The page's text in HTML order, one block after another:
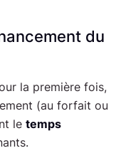
du
la première fois,
(au forfait ou
le temps